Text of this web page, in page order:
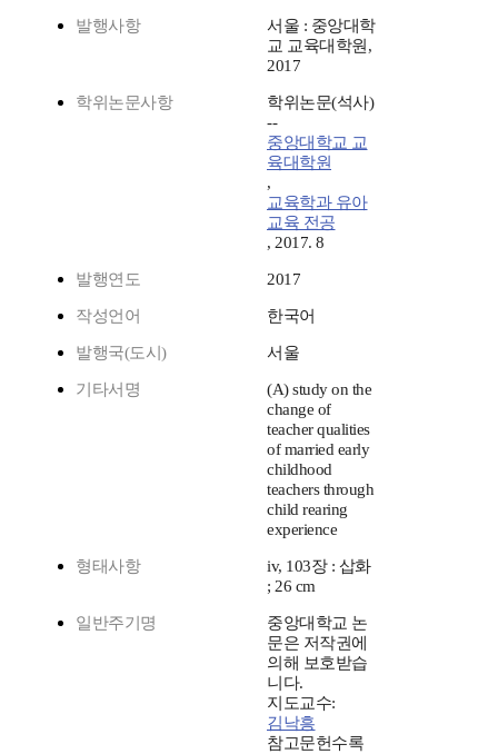
발행사항
서울 : 중앙대학
교 교육대학원,
2017
학위논문사항
학위논문(석사)
--
중앙대학교 교
육대학원
,
교육학과 유아
교육 전공
, 2017. 8
발행연도 2017
작성언어 한국어
발행국(도시) 서울
기타서명
(A) study on the
change of
teacher qualities
of married early
childhood
teachers through
child rearing
experience
형태사항
iv, 103장 : 삽화
; 26 cm
일반주기명
중앙대학교 논
문은 저작권에
의해 보호받습
니다.
지도교수:
김낙흥
참고문헌수록